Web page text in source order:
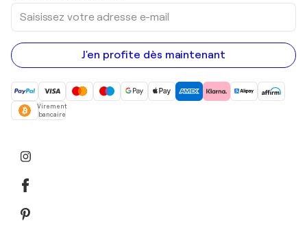
Saisissez
votre
adresse
e-
mail
J'en profite dès maintenant
Virement
bancaire